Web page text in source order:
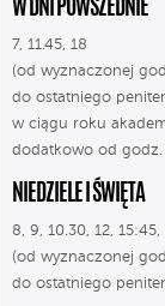
W DNI POWSZEDNIE
7, 11.45, 18
(od wyznaczonej
do ostatniego
w ciągu roku
dodatkowo od godz.
NIEDZIELE I ŚWIĘTA
8, 9, 10.30, 12,
(od wyznaczonej
do ostatniego